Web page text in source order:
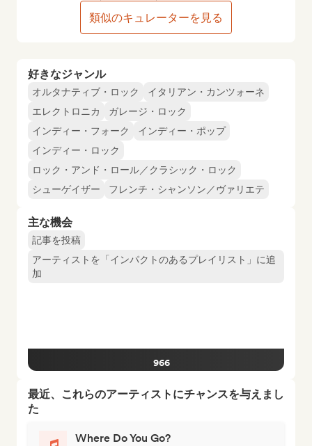
好きなジャンル
オルタナティブ・ロック
イタリアン・カンツォーネ
エレクトロニカ
ガレージ・ロック
インディー・フォーク
インディー・ポップ
インディー・ロック
ロック・アンド・ロール／クラシック・ロック
シューゲイザー
フレンチ・シャンソン／ヴァリエテ
主な機会
記事を投稿
アーティストを「インパクトのあるプレイリスト」に追
加
966
最近、これらのアーティストにチャンスを与えまし
た
Where Do You Go?
類似のキュレーターを見る